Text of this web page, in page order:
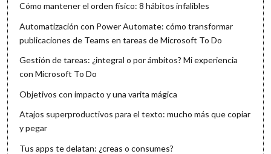
Cómo mantener el orden físico: 8 hábitos infalibles
Automatización con Power Automate: cómo transformar
publicaciones de Teams en tareas de Microsoft To Do
Gestión de tareas: ¿integral o por ámbitos? Mi experiencia
con Microsoft To Do
Objetivos con impacto y una varita mágica
Atajos superproductivos para el texto: mucho más que copiar
y pegar
Tus apps te delatan: ¿creas o consumes?